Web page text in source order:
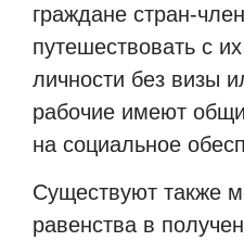
граждане стран-
путешествовать с
личности без визы
рабочие имеют
на социальное
Существуют также
равенства в